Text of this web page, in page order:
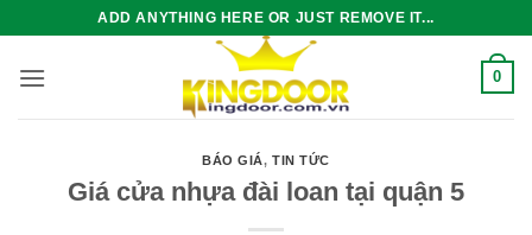
nội
ADD ANYTHING HERE OR JUST REMOVE IT...
0
BÁO GIÁ,TIN TỨC
Giá cửa nhựa đài loan tại quận 5